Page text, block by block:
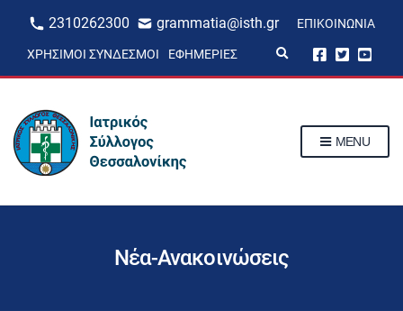
2310262300 grammatia@isth.gr ΕΠΙΚΟΙΝΩΝΊΑ
ΧΡΉΣΙΜΟΙ ΣΎΝΔΕΣΜΟΙ ΕΦΗΜΕΡΊΕΣ
p
m
MENU
Νέα-Ανακοινώσεις